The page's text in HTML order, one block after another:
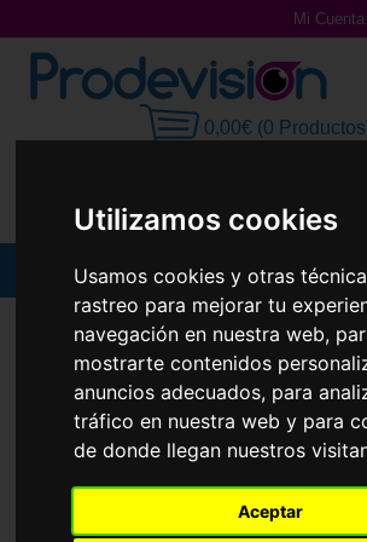
Utilizamos cookies
Usamos cookies y otras
rastreo para mejorar tu
navegación en nuestra web,
mostrarte contenidos
anuncios adecuados, para
tráfico en nuestra web y para
de donde llegan nuestros
Aceptar
Mi Cuenta
0,00€ (0
Gafas de Sol
Gafas
Gafas
Lentillas
GAFAS DE SOL SWAROVSKI SK6010